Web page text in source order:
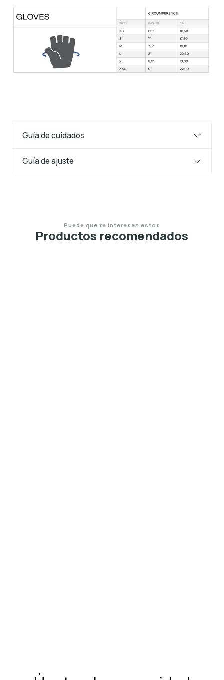
Guía de cuidados
Guía de ajuste
Puede que te interesen estos
Productos recomendados